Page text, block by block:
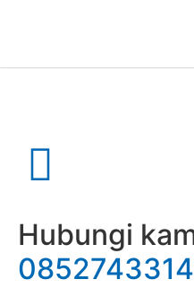
Hubungi